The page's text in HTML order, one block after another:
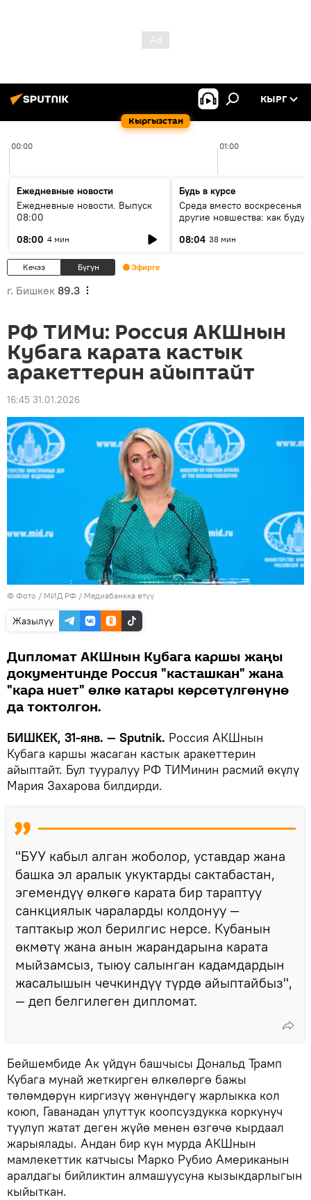
Кыргызстан
КЫРГ
00:00 01:00
Ежедневные новости
Ежедневные новости. Выпуск
08:00
08:00 4 мин
Будь в курсе
Среда вместо воскресенья и
другие новшества: как будут
08:04 38 мин
Кечээ Бүгүн Эфирге
г. Бишкек 89.3
РФ ТИМи: Россия АКШнын
Кубага карата кастык
аракеттерин айыптайт
16:45 31.01.2026
© Фото / МИД РФ / Медиабанкка өтүү
Жазылуу
Дипломат АКШнын Кубага каршы жаңы
документинде Россия "касташкан" жана
"кара ниет" өлкө катары көрсөтүлгөнүнө
да токтолгон.
БИШКЕК, 31-янв. — Sputnik. Россия АКШнын
Кубага каршы жасаган кастык аракеттерин
айыптайт. Бул тууралуу РФ ТИМинин расмий өкүлү
Мария Захарова билдирди.
"БУУ кабыл алган жоболор, уставдар жана
башка эл аралык укуктарды сактабастан,
эгемендүү өлкөгө карата бир тараптуу
санкциялык чараларды колдонуу —
таптакыр жол берилгис нерсе. Кубанын
өкмөтү жана анын жарандарына карата
мыйзамсыз, тыюу салынган кадамдардын
жасалышын чечкиндүү түрдө айыптайбыз",
— деп белгилеген дипломат.
Бейшембиде Ак үйдүн башчысы Дональд Трамп
Кубага мунай жеткирген өлкөлөргө бажы
төлөмдөрүн киргизүү жөнүндөгү жарлыкка кол
коюп, Гаванадан улуттук коопсуздукка коркунуч
туулуп жатат деген жүйө менен өзгөчө кырдаал
жарыялады. Андан бир күн мурда АКШнын
мамлекеттик катчысы Марко Рубио Американын
аралдагы бийликтин алмашуусуна кызыкдарлыгын
кыйыткан.